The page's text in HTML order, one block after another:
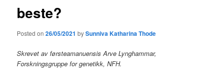
beste?
Posted on26/05/2021 bySunniva Katharina Thode
Skrevet av førsteamanuensis Arve Lynghammar,
Forskningsgruppe for genetikk, NFH.